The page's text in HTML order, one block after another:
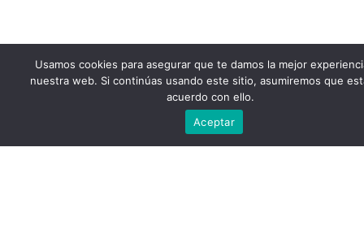
Usamos cookies para asegurar que te damos la mejor
nuestra web. Si continúas usando este sitio, asumiremos que
acuerdo con ello.
Aceptar